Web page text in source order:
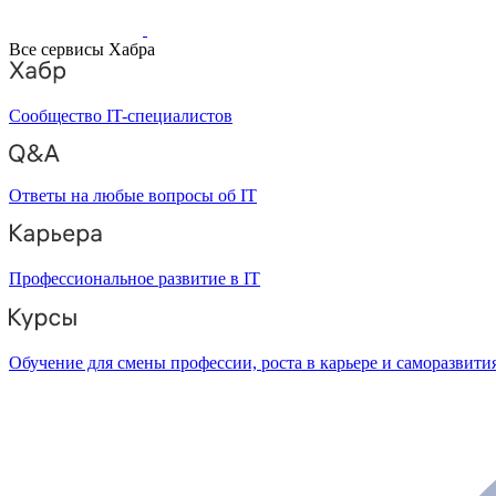
Все сервисы Хабра
Сообщество IT-специалистов
Ответы на любые вопросы об IT
Профессиональное развитие в IT
Обучение для смены профессии, роста в карьере и